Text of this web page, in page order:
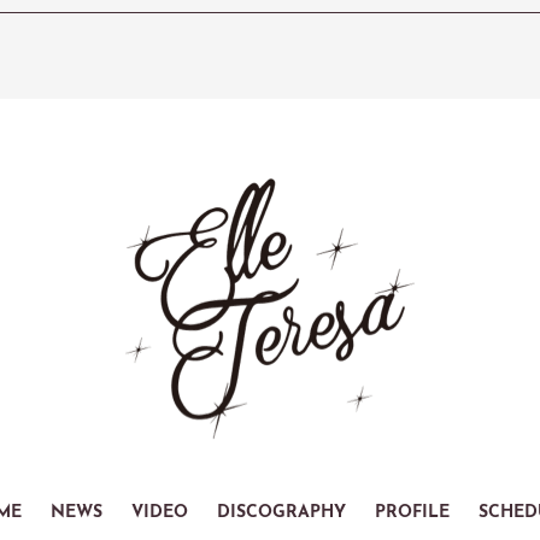
NEWS VIDEO DISCOGRAPHY PROFILE